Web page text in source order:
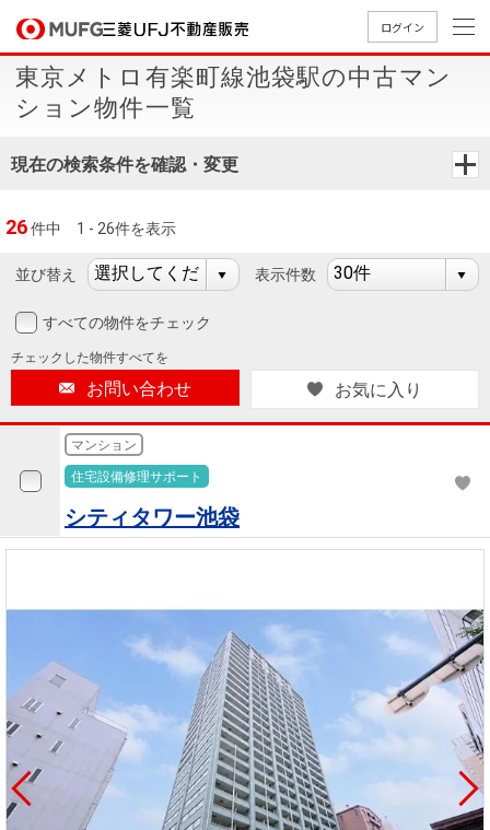
ログイン
買いたいTOP
中古
マン
ショ
ンを
探す
築・
中古
す
物
を
探
売りたいTOP
無
料
査
定
却
相
売却
試算
売却向け
サービス
周辺相場
検索
住まい1プ
ラス（お
役立ちコ
ラム）
店舗案内TOP
店舗のご
案内（首
都圏）
古屋）
案内（関
西）
会社情報TOP
ごあいさ
つ
Way
経営ビジ
ョン
沿革
本社地
図
リリース
ック版）
採用情報TOP
新卒採用
情報
買いたい
売りたい
店舗案内
会社情報
採用情報
法人のお客さま
提携企業にお勤めの方
会員ページ
閉じる
東京メトロ有楽町線池袋駅の中古マン
ション物件一覧
現在の検索条件を確認・変更
26件中 1 - 26件を表示
並び替え 表示件数
すべての物件をチェック
チェックした物件すべてを
お問い合わせ お気に入り
マンション
住宅設備修理サポート
シティタワー池袋